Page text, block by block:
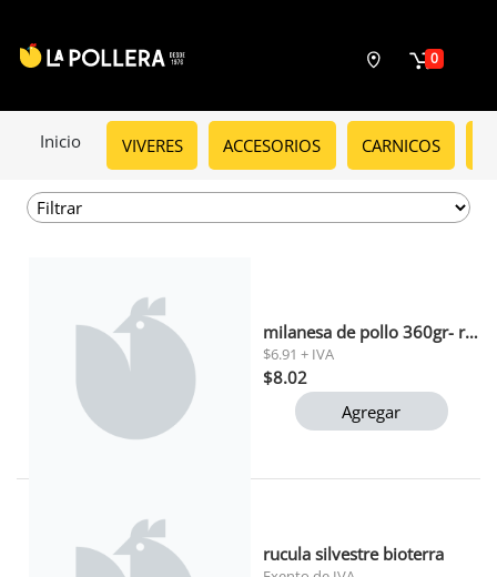
0
Inicio VIVERES ACCESORIOS CARNICOS
milanesa de pollo 360gr- rora alimentos
$6.91 + IVA
$8.02
Agregar
rucula silvestre bioterra